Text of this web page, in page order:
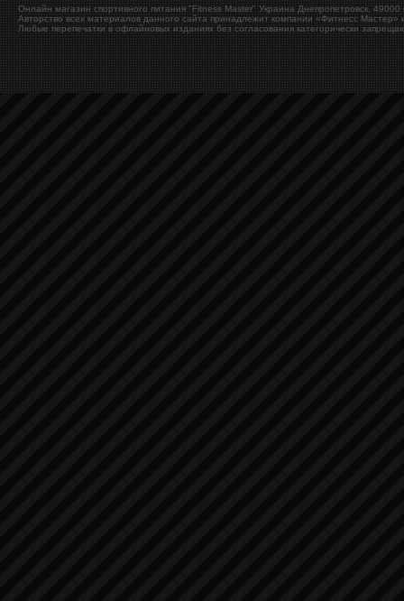
Онлайн магазин спортивного питания "Fitness Master" Украина Днепропетровск 49000
Авторство всех материалов данного сайта принадлежит компании «Фитнесс Мастер»
Любые перепечатки в офлайновых изданиях без согласования категорически